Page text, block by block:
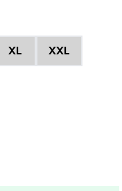
XL XXL